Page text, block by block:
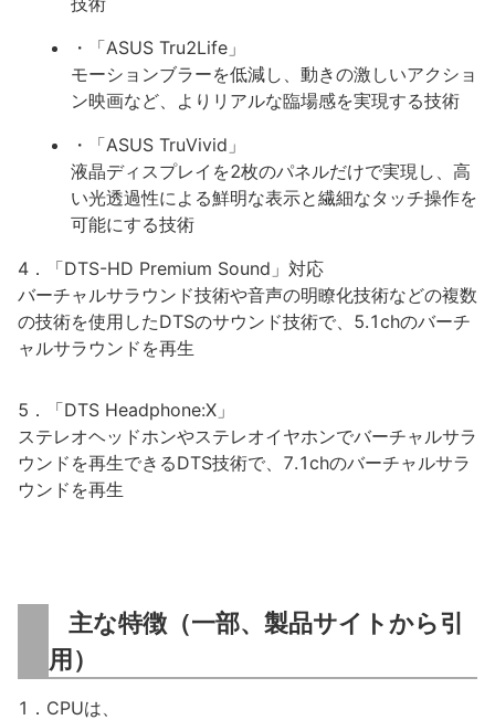
・「ASUS Tru2Life」
モーションブラーを低減し、動きの激しいアクショ
ン映画など、よりリアルな臨場感を実現する技術
・「ASUS TruVivid」
液晶ディスプレイを2枚のパネルだけで実現し、高
い光透過性による鮮明な表示と繊細なタッチ操作を
可能にする技術
4．「DTS-HD Premium Sound」対応
バーチャルサラウンド技術や音声の明瞭化技術などの複数
の技術を使用したDTSのサウンド技術で、5.1chのバーチ
ャルサラウンドを再生
5．「DTS Headphone:X」
ステレオヘッドホンやステレオイヤホンでバーチャルサラ
ウンドを再生できるDTS技術で、7.1chのバーチャルサラ
ウンドを再生
主な特徴（一部、製品サイトから引
用）
1．CPUは、